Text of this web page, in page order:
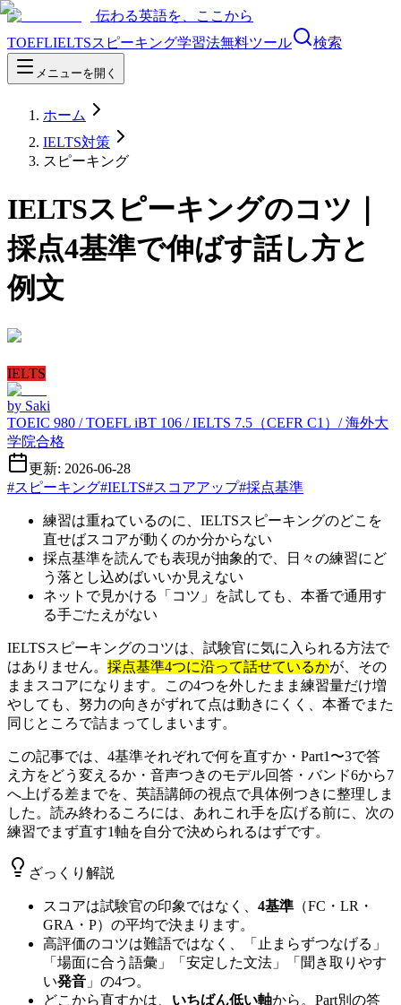
伝わる英語を、ここから
TOEFLIELTSスピーキング学習法無料ツール 検索
メニューを開く
ホーム
IELTS対策
スピーキング
IELTSスピーキングのコツ｜
採点4基準で伸ばす話し方と
例文
IELTS
by Saki
TOEIC 980 / TOEFL iBT 106 / IELTS 7.5（CEFR C1）/ 海外大
学院合格
更新: 2026-06-28
#スピーキング#IELTS#スコアアップ#採点基準
練習は重ねているのに、IELTSスピーキングのどこを
直せばスコアが動くのか分からない
採点基準を読んでも表現が抽象的で、日々の練習にど
う落とし込めばいいか見えない
ネットで見かける「コツ」を試しても、本番で通用す
る手ごたえがない
IELTSスピーキングのコツは、試験官に気に入られる方法で
はありません。 採点基準4つに沿って話せているかが、その
ままスコアになります。この4つを外したまま練習量だけ増
やしても、努力の向きがずれて点は動きにくく、本番でまた
同じところで詰まってしまいます。
この記事では、4基準それぞれで何を直すか・Part1〜3で答
え方をどう変えるか・音声つきのモデル回答・バンド6から7
へ上げる差までを、英語講師の視点で具体例つきに整理しま
した。読み終わるころには、あれこれ手を広げる前に、次の
練習でまず直す1軸を自分で決められるはずです。
ざっくり解説
スコアは試験官の印象ではなく、 4基準 （FC・LR・
GRA・P）の平均で決まります。
高評価のコツは難語ではなく、「止まらずつなげる」
「場面に合う語彙」「安定した文法」「聞き取りやす
い発音 」の4つ。
どこから直すかは、 いちばん低い軸から。Part別の答